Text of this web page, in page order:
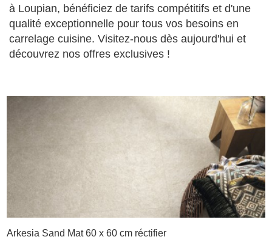
à Loupian, bénéficiez de tarifs compétitifs et d'une
qualité exceptionnelle pour tous vos besoins en
carrelage cuisine. Visitez-nous dès aujourd'hui et
découvrez nos offres exclusives !
Arkesia Sand Mat 60 x 60 cm réctifier